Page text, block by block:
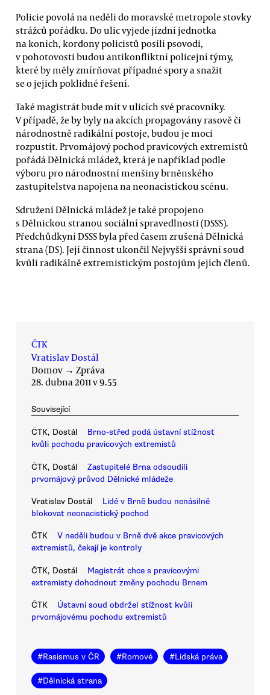
Policie povolá na neděli do moravské metropole stovky
strážců pořádku. Do ulic vyjede jízdní jednotka
na koních, kordony policistů posílí psovodi,
v pohotovosti budou antikonfliktní policejní týmy,
které by měly zmírňovat případné spory a snažit
se o jejich poklidné řešení.
Také magistrát bude mít v ulicích své pracovníky.
V případě, že by byly na akcích propagovány rasově či
národnostně radikální postoje, budou je moci
rozpustit. Prvomájový pochod pravicových extremistů
pořádá Dělnická mládež, která je například podle
výboru pro národnostní menšiny brněnského
zastupitelstva napojena na neonacistickou scénu.
Sdružení Dělnická mládež je také propojeno
s Dělnickou stranou sociální spravedlnosti (DSSS).
Předchůdkyní DSSS byla před časem zrušená Dělnická
strana (DS). Její činnost ukončil Nejvyšší správní soud
kvůli radikálně extremistickým postojům jejích členů.
ČTK
Vratislav Dostál
Domov → Zpráva
28. dubna 2011 v 9.55
Související
ČTK, Dostál
Brno-střed podá ústavní stížnost
kvůli pochodu pravicových extremistů
ČTK, Dostál
Zastupitelé Brna odsoudili
prvomájový průvod Dělnické mládeže
Vratislav Dostál
Lidé v Brně budou nenásilně
blokovat neonacistický pochod
ČTK
V neděli budou v Brně dvě akce pravicových
extremistů, čekají je kontroly
ČTK, Dostál
Magistrát chce s pravicovými
extremisty dohodnout změny pochodu Brnem
ČTK
Ústavní soud obdržel stížnost kvůli
prvomájovému pochodu extremistů
#Rasismus v ČR #Romové #Lidská práva
#Dělnická strana